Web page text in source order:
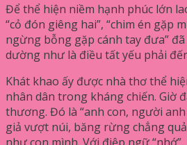
Để thể hiện niềm hạnh phúc lớn
“cỏ đón giêng hai”, “chim én gặp
ngừng bỗng gặp cánh tay đưa”
dường như là điều tất yếu phải
Khát khao ấy được nhà thơ thể
nhân dân trong kháng chiến. Giờ
thương. Đó là “anh con, người anh
giả vượt núi, băng rừng chẳng